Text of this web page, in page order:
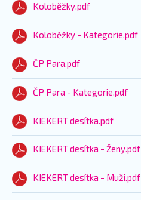
Koloběžky.pdf
Koloběžky - Kategorie.pdf
ČP Para.pdf
ČP Para - Kategorie.pdf
KIEKERT desítka.pdf
KIEKERT desítka - Ženy.pdf
KIEKERT desítka - Muži.pdf